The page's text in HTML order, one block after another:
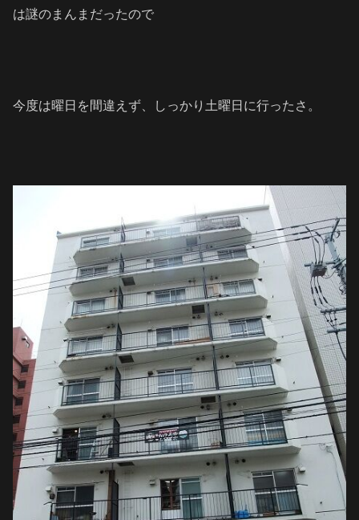
は謎のまんまだったので
今度は曜日を間違えず、しっかり土曜日に行ったさ。